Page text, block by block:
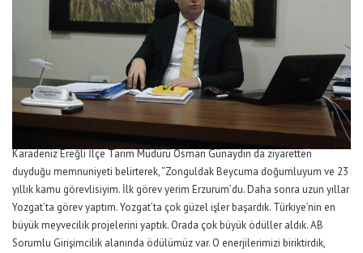
Karadeniz Ereğli İlçe Tarım Müdürü Osman Günaydın da ziyaretten
duyduğu memnuniyeti belirterek, “Zonguldak Beycuma doğumluyum ve 23
yıllık kamu görevlisiyim. İlk görev yerim Erzurum’du. Daha sonra uzun yıllar
Yozgat’ta görev yaptım. Yozgat’ta çok güzel işler başardık. Türkiye’nin en
büyük meyvecilik projelerini yaptık. Orada çok büyük ödüller aldık. AB
Sorumlu Girişimcilik alanında ödülümüz var. O enerjilerimizi biriktirdik,